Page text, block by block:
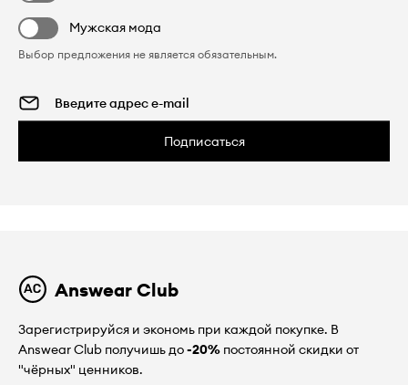
Мужская мода
Выбор предложения не является обязательным.
Подписаться
Answear Club
Зарегистрируйся и экономь при каждой покупке. В
Answear Club получишь до-20% постоянной скидки от
"чёрных" ценников.